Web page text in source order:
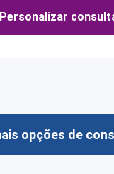
Personalizar
opções de